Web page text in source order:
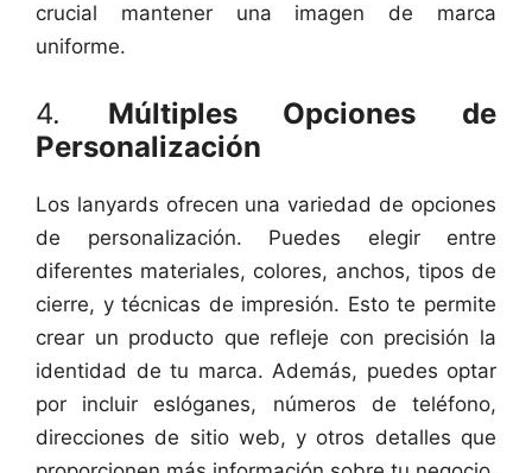
crucial mantener una imagen de marca
uniforme.
4. Múltiples Opciones de
Personalización
Los lanyards ofrecen una variedad de opciones
de personalización. Puedes elegir entre
diferentes materiales, colores, anchos, tipos de
cierre, y técnicas de impresión. Esto te permite
crear un producto que refleje con precisión la
identidad de tu marca. Además, puedes optar
por incluir eslóganes, números de teléfono,
direcciones de sitio web, y otros detalles que